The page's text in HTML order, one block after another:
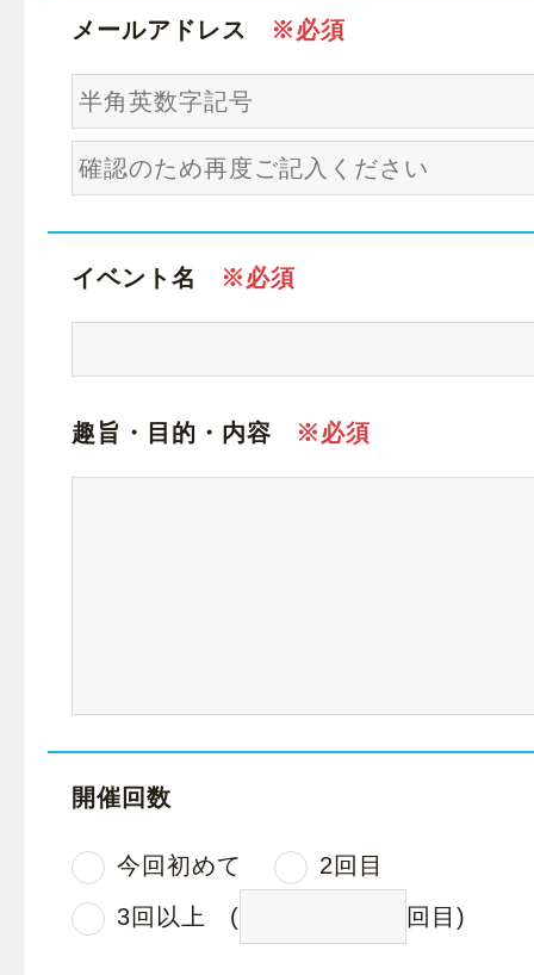
メールアドレス
イベント名
趣旨・目的・内容
開催回数
今回初めて
2回目
3回以上
( 回目)